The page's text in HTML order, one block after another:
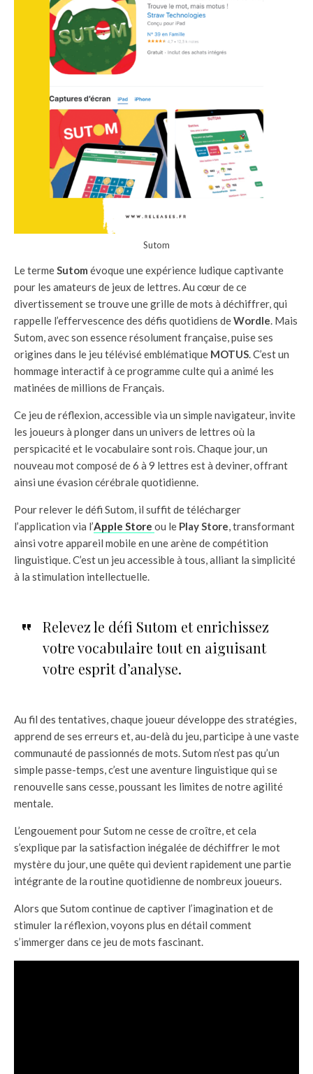
Sutom
Le termeSutom évoque une expérience ludique captivante
pour les amateurs de jeux de lettres. Au cœur de ce
divertissement se trouve une grille de mots à déchiffrer, qui
rappelle l’effervescence des défis quotidiens deWordle. Mais
Sutom, avec son essence résolument française, puise ses
origines dans le jeu télévisé emblématique MOTUS. C’est un
hommage interactif à ce programme culte qui a animé les
matinées de millions de Français.
Ce jeu de réflexion, accessible via un simple navigateur, invite
les joueurs à plonger dans un univers de lettres où la
perspicacité et le vocabulaire sont rois. Chaque jour, un
nouveau mot composé de 6 à 9 lettres est à deviner, offrant
ainsi une évasion cérébrale quotidienne.
Pour relever le défi Sutom, il suffit de télécharger
l’application via l’Apple Store ou le Play Store, transformant
ainsi votre appareil mobile en une arène de compétition
linguistique. C’est un jeu accessible à tous, alliant la simplicité
à la stimulation intellectuelle.
Relevez le défi Sutom et enrichissez
votre vocabulaire tout en aiguisant
votre esprit d’analyse.
Au fil des tentatives, chaque joueur développe des stratégies,
apprend de ses erreurs et, au-delà du jeu, participe à une vaste
communauté de passionnés de mots. Sutom n’est pas qu’un
simple passe-temps, c’est une aventure linguistique qui se
renouvelle sans cesse, poussant les limites de notre agilité
mentale.
L’engouement pour Sutom ne cesse de croître, et cela
s’explique par la satisfaction inégalée de déchiffrer le mot
mystère du jour, une quête qui devient rapidement une partie
intégrante de la routine quotidienne de nombreux joueurs.
Alors que Sutom continue de captiver l’imagination et de
stimuler la réflexion, voyons plus en détail comment
s’immerger dans ce jeu de mots fascinant.